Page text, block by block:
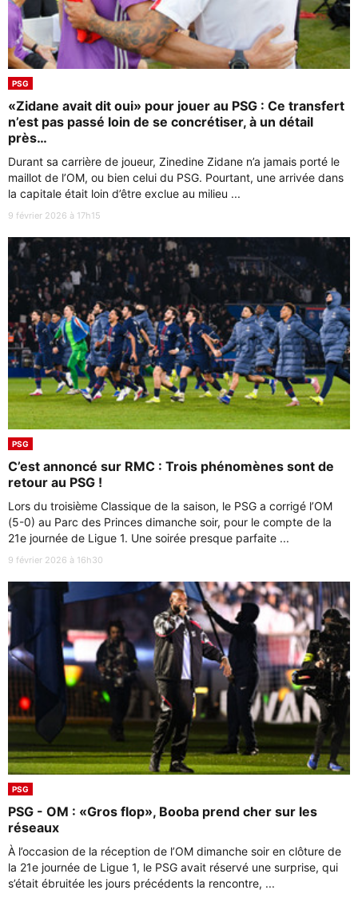
PSG
«Zidane avait dit oui» pour jouer au PSG : Ce transfert
n’est pas passé loin de se concrétiser, à un détail
près…
Durant sa carrière de joueur, Zinedine Zidane n’a jamais porté le
maillot de l’OM, ou bien celui du PSG. Pourtant, une arrivée dans
la capitale était loin d’être exclue au milieu ...
9 février 2026 à 17h15
PSG
C’est annoncé sur RMC : Trois phénomènes sont de
retour au PSG !
Lors du troisième Classique de la saison, le PSG a corrigé l’OM
(5-0) au Parc des Princes dimanche soir, pour le compte de la
21e journée de Ligue 1. Une soirée presque parfaite ...
9 février 2026 à 16h30
PSG
PSG - OM : «Gros flop», Booba prend cher sur les
réseaux
À l’occasion de la réception de l’OM dimanche soir en clôture de
la 21e journée de Ligue 1, le PSG avait réservé une surprise, qui
s’était ébruitée les jours précédents la rencontre, ...